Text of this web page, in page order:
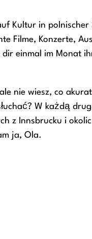
Kultur in
Filme, Konzerte,
einmal im Monat
nie wiesz, co
W każdą
z Innsbrucku i
ja, Ola.